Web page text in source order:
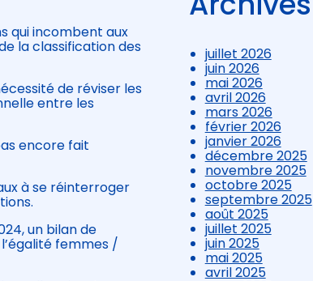
qui incombent aux
la classification des
de réviser les
entre les
encore fait
à se réinterroger
un bilan de
femmes /
juillet 2026
juin 2026
mai 2026
avril 2026
mars 2026
février 2026
janvier 2026
décembre 2025
novembre 2025
octobre 2025
septembre 2025
août 2025
juillet 2025
juin 2025
mai 2025
avril 2025